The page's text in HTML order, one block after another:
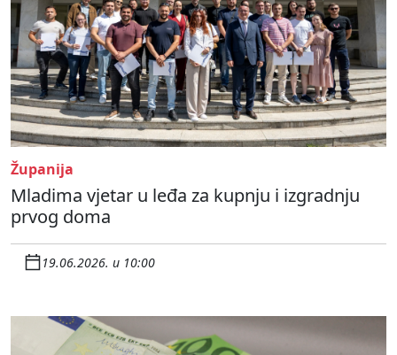
Županija
Mladima vjetar u leđa za kupnju i izgradnju
prvog doma
19.06.2026. u 10:00